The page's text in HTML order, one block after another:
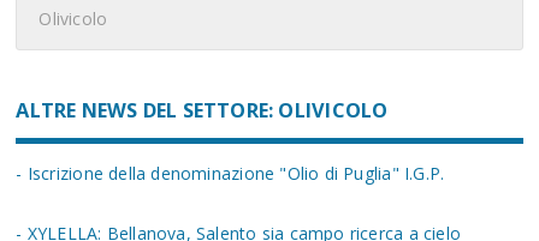
Olivicolo
ALTRE NEWS DEL SETTORE: OLIVICOLO
- Iscrizione della denominazione "Olio di Puglia" I.G.P.
- XYLELLA: Bellanova, Salento sia campo ricerca a cielo